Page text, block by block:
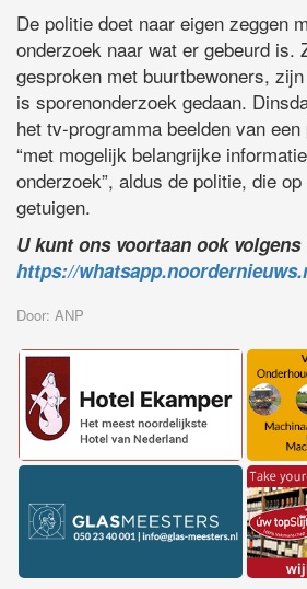
De politie doet naar eigen zeggen
onderzoek naar wat er gebeurd is.
gesproken met buurtbewoners,
is sporenonderzoek gedaan.
het tv-programma beelden van
“met mogelijk belangrijke
onderzoek”, aldus de politie, die
getuigen.
U kunt ons voortaan ook
https://
Door: ANP